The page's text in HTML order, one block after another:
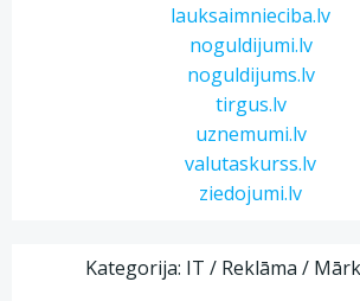
lauksaimnieciba.lv
noguldijumi.lv
noguldijums.lv
tirgus.lv
uznemumi.lv
valutaskurss.lv
ziedojumi.lv
Kategorija: IT / Reklāma /